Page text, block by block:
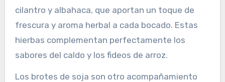
cilantro y albahaca, que aportan un toque de
frescura y aroma herbal a cada bocado. Estas
hierbas complementan perfectamente los
sabores del caldo y los fideos de arroz.
Los brotes de soja son otro acompañamiento